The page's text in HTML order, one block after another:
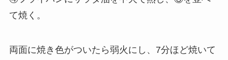
て焼く。
両面に焼き色がついたら弱火にし、7分ほど焼いて